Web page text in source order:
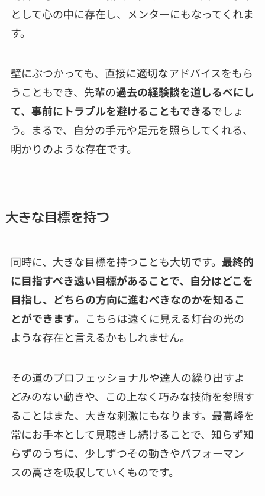
として心の中に存在し、メンターにもなってくれま
す。
壁にぶつかっても、直接に適切なアドバイスをもら
うこともでき、先輩の過去の経験談を道しるべにし
て、事前にトラブルを避けることもできるでしょ
う。まるで、自分の手元や足元を照らしてくれる、
明かりのような存在です。
大きな目標を持つ
同時に、大きな目標を持つことも大切です。 最終的
に目指すべき遠い目標があることで、自分はどこを
目指し、どちらの方向に進むべきなのかを知るこ
とができます。こちらは遠くに見える灯台の光の
ような存在と言えるかもしれません。
その道のプロフェッショナルや達人の繰り出すよ
どみのない動きや、この上なく巧みな技術を参照す
ることはまた、大きな刺激にもなります。最高峰を
常にお手本として見聴きし続けることで、知らず知
らずのうちに、少しずつその動きやパフォーマン
スの高さを吸収していくものです。